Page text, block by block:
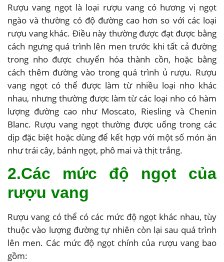
Rượu vang ngọt là loại rượu vang có hương vị ngọt
ngào và thường có độ đường cao hơn so với các loại
rượu vang khác. Điều này thường được đạt được bằng
cách ngưng quá trình lên men trước khi tất cả đường
trong nho được chuyển hóa thành cồn, hoặc bằng
cách thêm đường vào trong quá trình ủ rượu. Rượu
vang ngọt có thể được làm từ nhiều loại nho khác
nhau, nhưng thường được làm từ các loại nho có hàm
lượng đường cao như Moscato, Riesling và Chenin
Blanc. Rượu vang ngọt thường được uống trong các
dịp đặc biệt hoặc dùng để kết hợp với một số món ăn
như trái cây, bánh ngọt, phô mai và thịt trắng.
2.Các mức độ ngọt của
rượu vang
Rượu vang có thể có các mức độ ngọt khác nhau, tùy
thuộc vào lượng đường tự nhiên còn lại sau quá trình
lên men. Các mức độ ngọt chính của rượu vang bao
gồm: